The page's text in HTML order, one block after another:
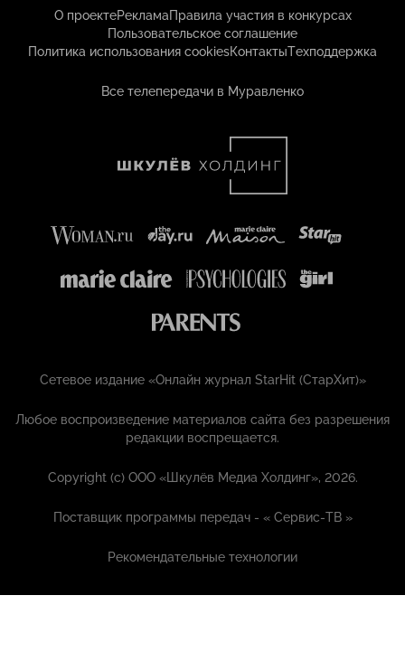
О проектеРекламаПравила участия в конкурсах
Пользовательское соглашение
Политика использования cookiesКонтактыТехподдержка
Все телепередачи в Муравленко
Сетевое издание «Онлайн журнал StarHit (СтарХит)»
Любое воспроизведение материалов сайта без разрешения
редакции воспрещается.
Copyright (с) ООО «Шкулёв Медиа Холдинг», 2026.
Поставщик программы передач - «Сервис-ТВ »
Рекомендательные технологии